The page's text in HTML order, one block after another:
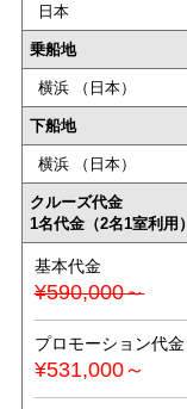
日本
乗船地
横浜 （日本）
下船地
横浜 （日本）
クルーズ代金
1名代金（2名1室利用）
基本代金
¥590,000～
プロモーション代金
¥531,000～